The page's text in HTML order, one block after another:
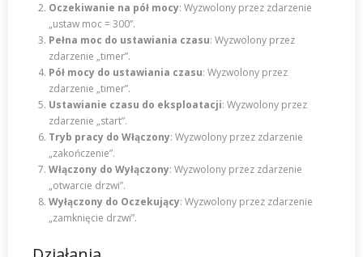
Oczekiwanie na pół mocy: Wyzwolony przez zdarzenie
„ustaw moc = 300”.
Pełna moc do ustawiania czasu: Wyzwolony przez
zdarzenie „timer”.
Pół mocy do ustawiania czasu: Wyzwolony przez
zdarzenie „timer”.
Ustawianie czasu do eksploatacji: Wyzwolony przez
zdarzenie „start”.
Tryb pracy do Włączony: Wyzwolony przez zdarzenie
„zakończenie”.
Włączony do Wyłączony: Wyzwolony przez zdarzenie
„otwarcie drzwi”.
Wyłączony do Oczekujący: Wyzwolony przez zdarzenie
„zamknięcie drzwi”.